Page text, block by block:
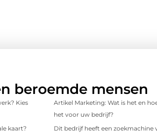
beroemde mensen
Kies
Artikel Marketing: Wat is het en
het voor uw bedrijf?
kaart?
Dit bedrijf heeft een zoekmachine